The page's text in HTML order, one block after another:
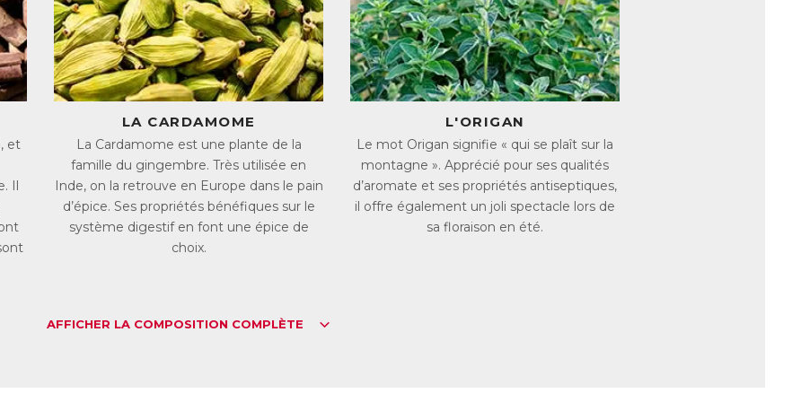
digestif.
de Cardamome, d’Origan et de Thym renforcent les défenses immunitaires ainsi que les défenses de
intestinale contre les radicaux libres.
essentielles de Cannelle, de Fenouil et de Menthe poivrée complètent cet effet en contribuant à
dans les intestins par les bactéries indésirables.
la vitamine B3 contribue au fonctionnement normal des muqueuses intestinales, favorisant ainsi le confort
:3401548185070
et
Il
LA CARDAMOME
La Cardamome est une plante de la
famille du gingembre. Très utilisée en
Inde, on la retrouve en Europe dans le pain
d’épice. Ses propriétés bénéfiques sur le
système digestif en font une épice de
choix.
L'ORIGAN
Le mot Origan signifie « qui se plaît sur la
montagne ». Apprécié pour ses qualités
d’aromate et ses propriétés antiseptiques,
il offre également un joli spectacle lors de
sa floraison en été.
AFFICHER LA COMPOSITION COMPLÈTE